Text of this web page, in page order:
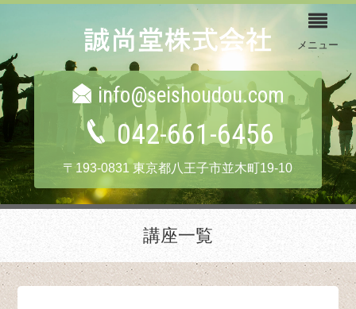
info@seishoudou.com
042-661-6456
〒193-0831 東京都八王子市並木町19-10
メニュー
講座一覧